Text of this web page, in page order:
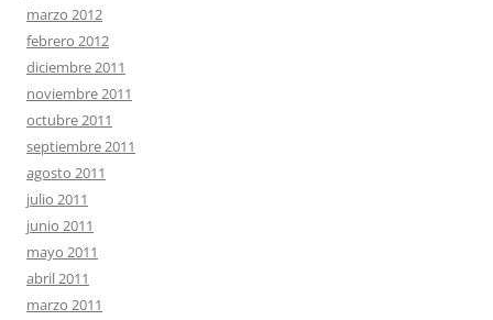
marzo 2012
febrero 2012
diciembre 2011
noviembre 2011
octubre 2011
septiembre 2011
agosto 2011
julio 2011
junio 2011
mayo 2011
abril 2011
marzo 2011